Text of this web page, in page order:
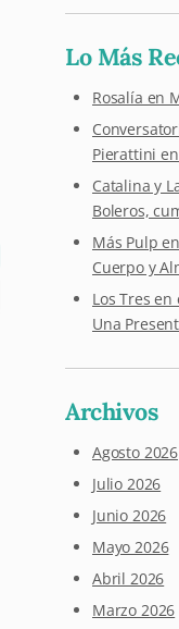
Lo Más
Rosalía en
Pierattini
Catalina y
Boleros,
Más Pulp
Cuerpo y
Los Tres
Una
Archivos
Agosto 2026
Julio 2026
Junio 2026
Mayo 2026
Abril 2026
Marzo 2026